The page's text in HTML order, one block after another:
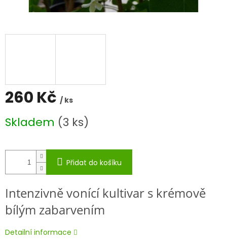
260 Kč / ks
cena:
Skladem (3 ks)
Přidat do košíku
Intenzivně vonící kultivar s krémově
bílým zabarvením
Detailní informace